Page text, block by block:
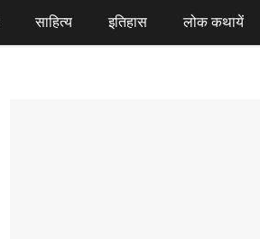
साहित्य इतिहास लोक कथायें